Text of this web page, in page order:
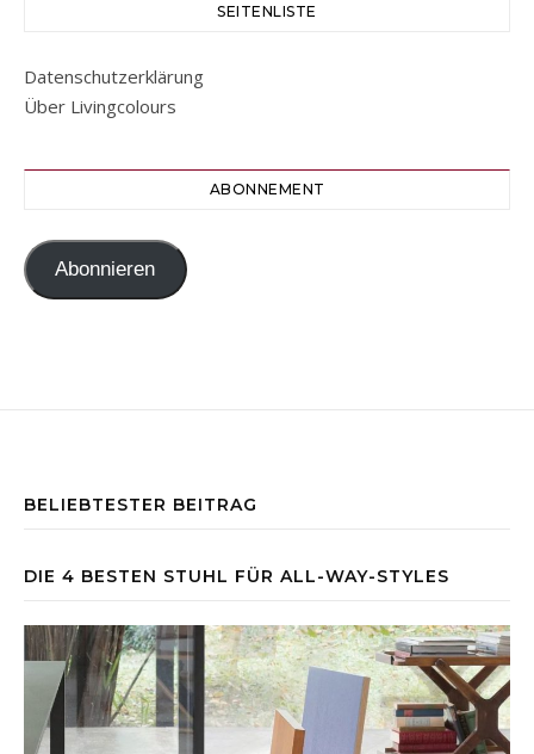
SEITENLISTE
Datenschutzerklärung
Über Livingcolours
ABONNEMENT
Abonnieren
BELIEBTESTER BEITRAG
DIE 4 BESTEN STUHL FÜR ALL-WAY-STYLES